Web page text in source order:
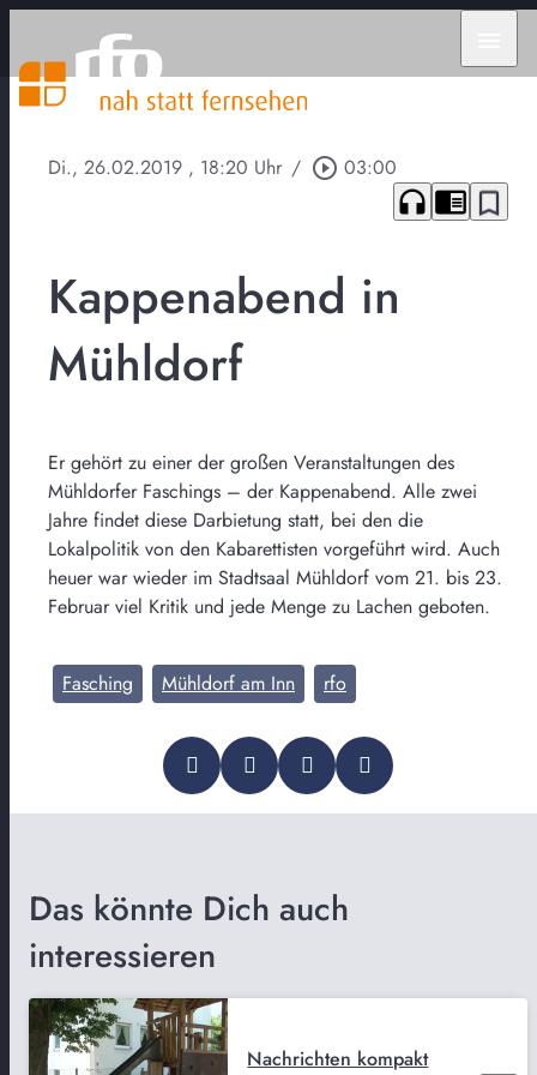
Di., 26.02.2019 , 18:20 Uhr / play_circle_outline 03:00
headphones chrome_reader_mode bookmark_border
Kappenabend in
Mühldorf
Er gehört zu einer der großen Veranstaltungen des
Mühldorfer Faschings – der Kappenabend. Alle zwei
Jahre findet diese Darbietung statt, bei den die
Lokalpolitik von den Kabarettisten vorgeführt wird. Auch
heuer war wieder im Stadtsaal Mühldorf vom 21. bis 23.
Februar viel Kritik und jede Menge zu Lachen geboten.
Fasching Mühldorf am Inn rfo
Das könnte Dich auch
interessieren
Nachrichten kompakt